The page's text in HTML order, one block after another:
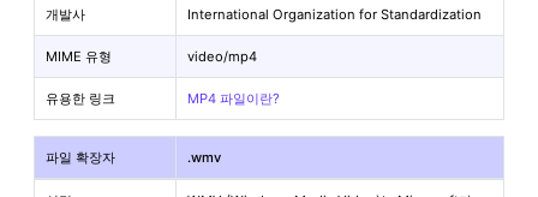
개발사 International Organization for Standardization
MIME 유형 video/mp4
유용한 링크 MP4 파일이란?
파일 확장자 .wmv